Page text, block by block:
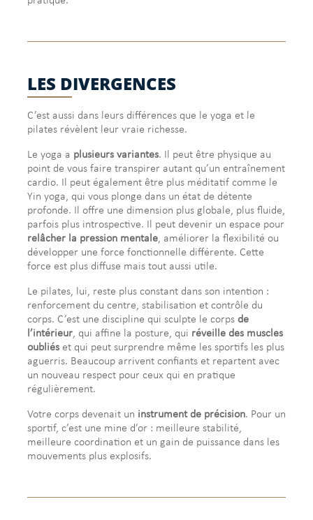
LES DIVERGENCES
C’est aussi dans leurs différences que le yoga et le
pilates révèlent leur vraie richesse.
Le yoga a plusieurs variantes. Il peut être physique au
point de vous faire transpirer autant qu’un entraînement
cardio. Il peut également être plus méditatif comme le
Yin yoga, qui vous plonge dans un état de détente
profonde. Il offre une dimension plus globale, plus fluide,
parfois plus introspective. Il peut devenir un espace pour
relâcher la pression mentale, améliorer la flexibilité ou
développer une force fonctionnelle différente. Cette
force est plus diffuse mais tout aussi utile.
Le pilates, lui, reste plus constant dans son intention :
renforcement du centre, stabilisation et contrôle du
corps. C’est une discipline qui sculpte le corps de
l’intérieur, qui affine la posture, qui réveille des muscles
oubliés et qui peut surprendre même les sportifs les plus
aguerris. Beaucoup arrivent confiants et repartent avec
un nouveau respect pour ceux qui en pratique
régulièrement.
Votre corps devenait un instrument de précision. Pour un
sportif, c’est une mine d’or : meilleure stabilité,
meilleure coordination et un gain de puissance dans les
mouvements plus explosifs.